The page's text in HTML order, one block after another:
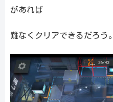
があれば
難なくクリアできるだろう。